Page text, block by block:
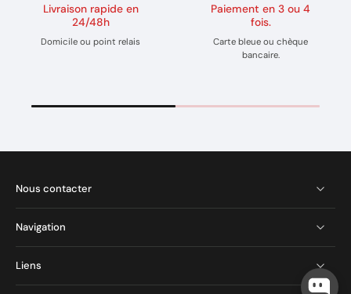
Livraison rapide en
24/48h
Domicile ou point relais
Paiement en 3 ou 4
fois.
Carte bleue ou chèque
bancaire.
Nous contacter
Navigation
Liens